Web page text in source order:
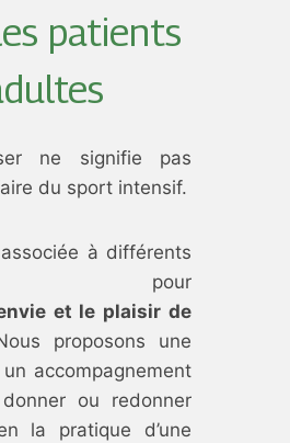
patients
ne signifie pas
du sport intensif.
associée à différents
pour
et le plaisir de
proposons une
accompagnement
ou redonner
la pratique d’une